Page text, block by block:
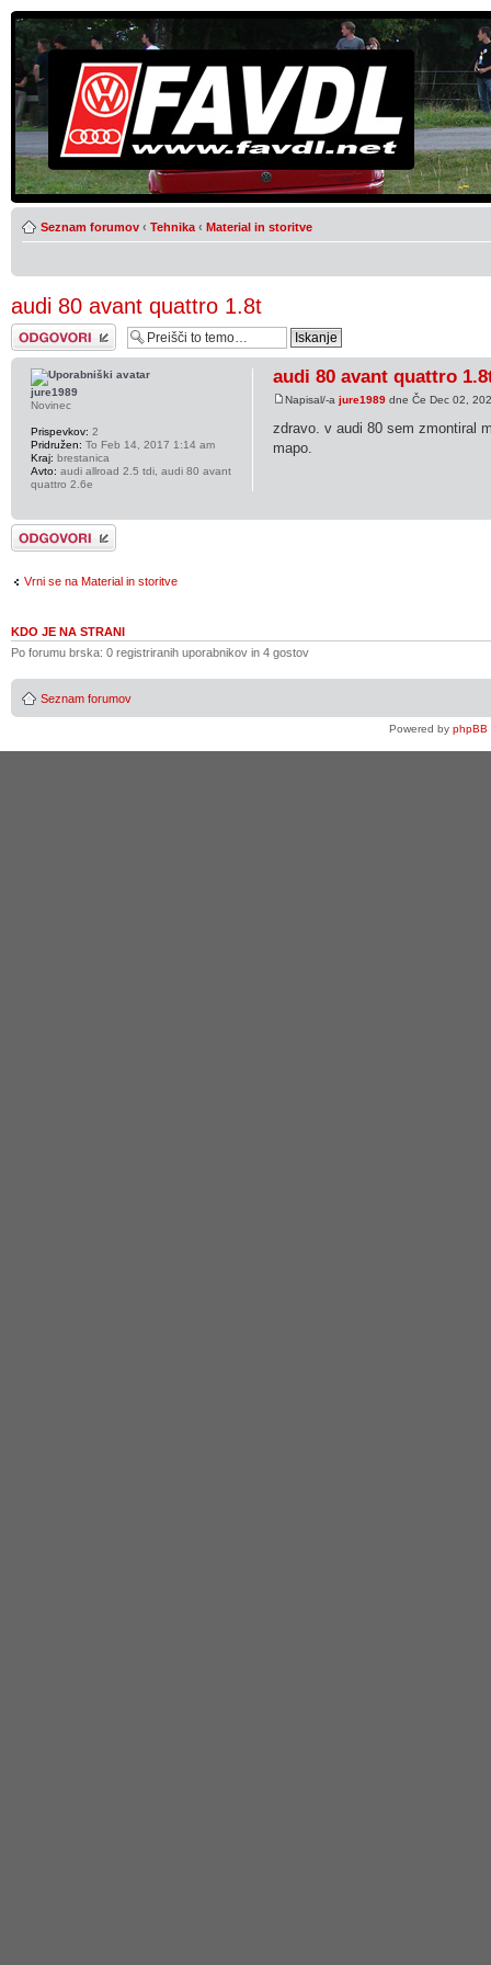
Seznam forumov ‹ Tehnika ‹ Material in storitve
audi 80 avant quattro 1.8t
Napiši odgovor
audi 80 avant quattro
Napisal/-ajure1989 dne Če Dec 02,
zdravo. v audi 80 sem zmontiral
mapo.
jure1989
Novinec
Prispevkov: 2
Pridružen: To Feb 14, 2017 1:14 am
Kraj: brestanica
Avto: audi allroad 2.5 tdi, audi 80 avant
quattro 2.6e
Napiši odgovor
Vrni se na Material in storitve
KDO JE NA STRANI
Po forumu brska: 0 registriranih uporabnikov in 4 gostov
Seznam forumov
Powered byphpBB